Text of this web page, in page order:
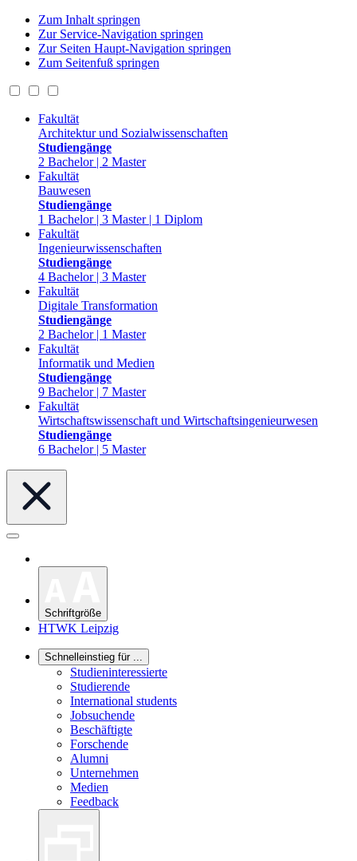
Zum Inhalt springen
Zur Service-Navigation springen
Zur Seiten Haupt-Navigation springen
Zum Seitenfuß springen
Fakultät
Architektur und Sozialwissenschaften
Studiengänge
2 Bachelor | 2 Master
Fakultät
Bauwesen
Studiengänge
1 Bachelor | 3 Master | 1 Diplom
Fakultät
Ingenieurwissenschaften
Studiengänge
4 Bachelor | 3 Master
Fakultät
Digitale Transformation
Studiengänge
2 Bachelor | 1 Master
Fakultät
Informatik und Medien
Studiengänge
9 Bachelor | 7 Master
Fakultät
Wirtschaftswissenschaft und Wirtschaftsingenieurwesen
Studiengänge
6 Bachelor | 5 Master
Schriftgröße
HTWK Leipzig
Schnelleinstieg für ...
Studieninteressierte
Studierende
International students
Jobsuchende
Beschäftigte
Forschende
Alumni
Unternehmen
Medien
Feedback